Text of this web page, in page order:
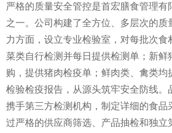
严格的质量安全管控是首宏膳食管理有
之一。公司构建了全方位、多层次的质
力方面，设立专业检验室，对每批次食
菜类自行检测并每日提供检测单；新鲜
购，提供猪肉检疫单；鲜肉类、禽类均
检验检疫报告，从源头筑牢安全防线。
携手第三方检测机构，制定详细的食品
过严格的供应商筛选、产品抽检和独立